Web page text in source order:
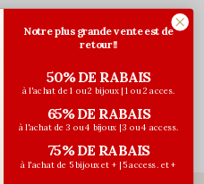
Notre plus grande vente est de
retour!!
50% DE RABAIS
à l'achat de 1 ou 2 bijoux | 1 ou 2 acces.
65% DE RABAIS
à l'achat de 3 ou 4 bijoux | 3 ou 4 access.
75% DE RABAIS
à l'achat de 5 bijoux et + | 5 access. et +